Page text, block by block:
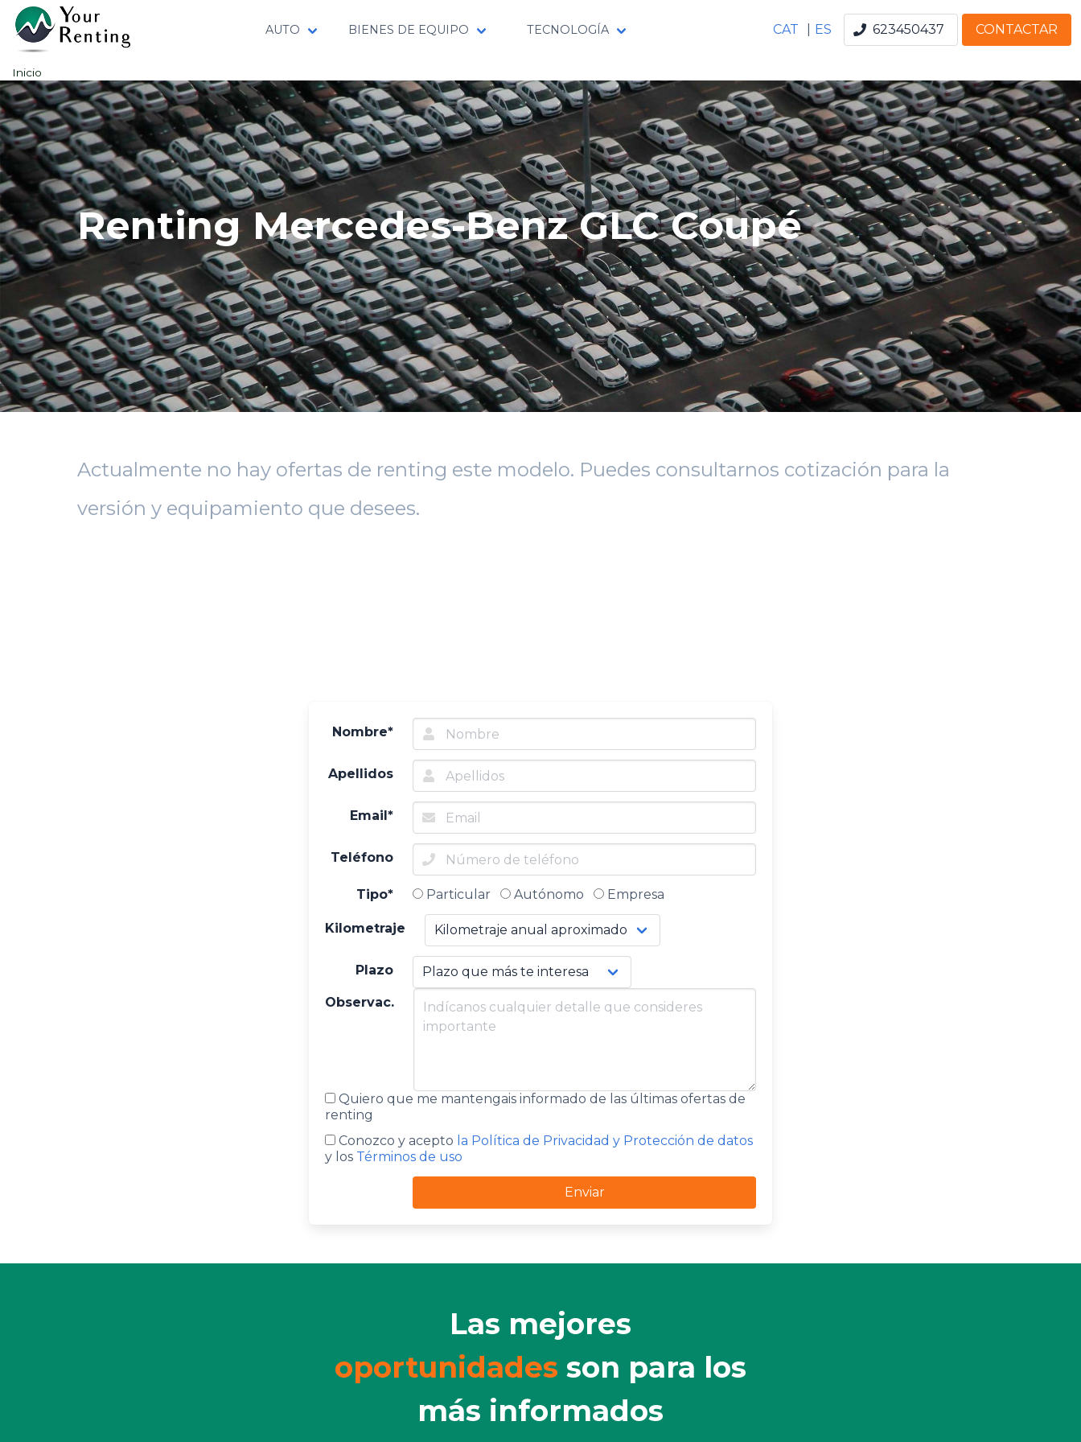
AUTO BIENES DE EQUIPO TECNOLOGÍA CAT ES 623450437 CONTACTAR
Inicio
Renting Mercedes-Benz GLC Coupé
Actualmente no hay ofertas de renting este modelo. Puedes consultarnos cotización para la
versión y equipamiento que desees.
Nombre*
Apellidos
Email*
Teléfono
Tipo* Particular Autónomo Empresa
Kilometraje
Plazo
Observac.
Quiero que me mantengais informado de las últimas ofertas de
renting
Conozco y acepto la Política de Privacidad y Protección de datos
y los Términos de uso
Enviar
Las mejores
oportunidades son para los
más informados